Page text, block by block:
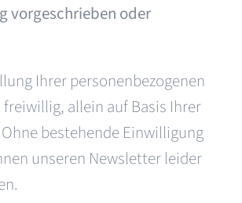
vorgeschrieben oder
Ihrer personenbezogenen
allein auf Basis Ihrer
bestehende Einwilligung
unseren Newsletter leider